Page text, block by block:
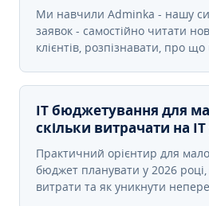
Ми навчили Adminka - нашу
заявок - самостійно читати
клієнтів, розпізнавати, про що
IT бюджетування для
скільки витрачати на IT
Практичний орієнтир для
бюджет планувати у 2026
витрати та як уникнути